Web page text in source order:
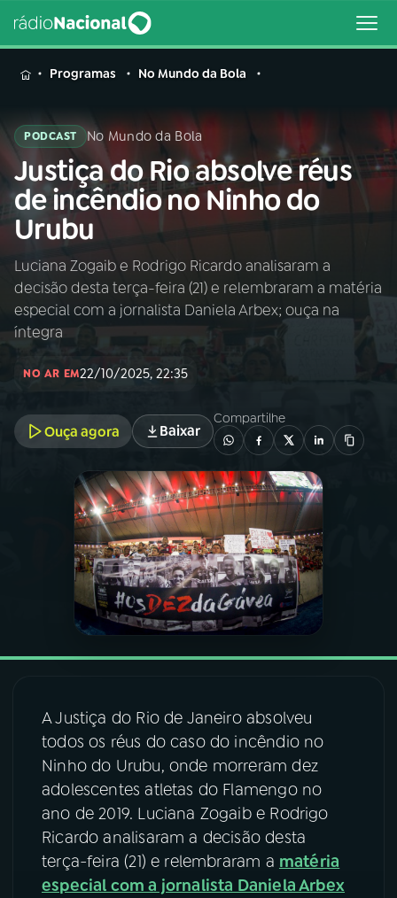
MENU
Buscar
na
Rádio
Nacional
Buscar
AO VIVO
02A RÁDIO
03PROGRAMAÇÃO
PROGRAMAS
PODCASTS
VIDEOCASTS
FESTIVAL DE MÚSICA
ACOMPANHE A RÁDIO NACIONAL
Facebook
Instagram X
Programas No Mundo da Bola
PODCAST No Mundo da Bola
Justiça do Rio absolve réus
de incêndio no Ninho do
Urubu
Luciana Zogaib e Rodrigo Ricardo analisaram a
decisão desta terça-feira (21) e relembraram a matéria
especial com a jornalista Daniela Arbex; ouça na
íntegra
NO AR EM22/10/2025, 22:35
Ouça agora Baixar
Compartilhe
A Justiça do Rio de Janeiro absolveu
todos os réus do caso do incêndio no
Ninho do Urubu, onde morreram dez
adolescentes atletas do Flamengo no
ano de 2019. Luciana Zogaib e Rodrigo
Ricardo analisaram a decisão desta
terça-feira (21) e relembraram a matéria
especial com a jornalista Daniela Arbex